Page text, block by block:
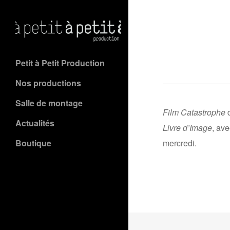
Petit à Petit Production
Nos productions
Salle de montage
Actualités
Boutique
Film Catastrophe
Livre d’Image,
mercredi.